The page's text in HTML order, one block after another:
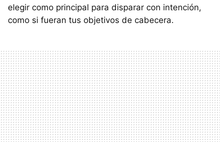
elegir como principal para disparar con intención,
como si fueran tus objetivos de cabecera.